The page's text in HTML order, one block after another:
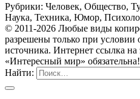
Рубрики: Человек, Общество,
Наука, Техника, Юмор,
© 2011-2026 Любые виды
разрешены только при условии
источника. Интернет ссылка
«Интересный мир» обязательна!
Найти: